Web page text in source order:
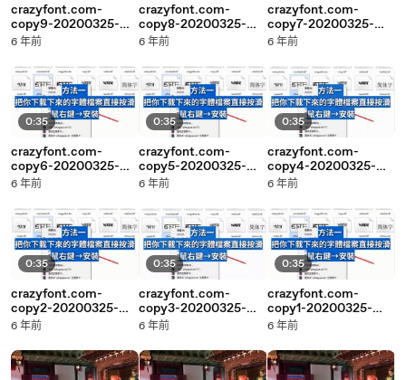
crazyfont.com-
copy9-20200325-
23:44
6 年前
0:35
crazyfont.com-
copy6-20200325-
23:43
6 年前
0:35
crazyfont.com-
copy2-20200325-
23:42
6 年前
crazyfont.com-
copy8-20200325-
23:44
6 年前
0:35
crazyfont.com-
copy5-20200325-
23:43
6 年前
0:35
crazyfont.com-
copy3-20200325-
23:42
6 年前
crazyfont.com-
copy7-20200325-
23:43
6 年前
0:35
crazyfont.com-
copy4-20200325-
23:43
6 年前
0:35
crazyfont.com-
copy1-20200325-
23:42
6 年前